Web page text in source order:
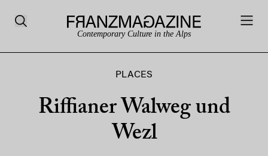
Contemporary Culture in the Alps
PLACES
Riffianer Walweg und
Wezl